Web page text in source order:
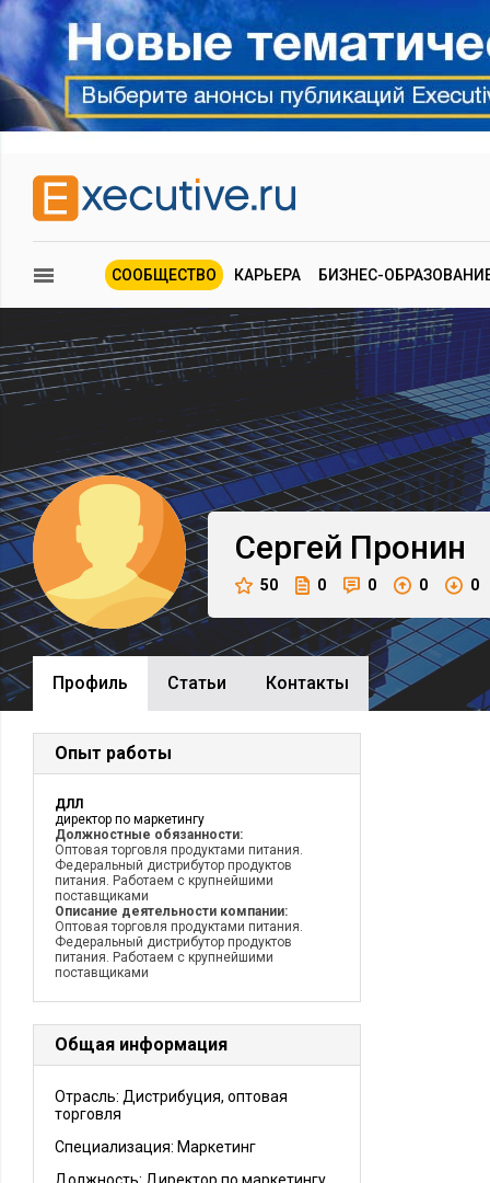
СООБЩЕСТВО КАРЬЕРА БИЗНЕС-
Сергей Пронин
50 0 0 0 0
Профиль Cтатьи Контакты
Опыт работы
ДЛЛ
директор по маркетингу
Должностные обязанности:
Оптовая торговля продуктами питания.
Федеральный дистрибутор продуктов
питания. Работаем с крупнейшими
поставщиками
Описание деятельности компании:
Оптовая торговля продуктами питания.
Федеральный дистрибутор продуктов
питания. Работаем с крупнейшими
поставщиками
Общая информация
Отрасль: Дистрибуция, оптовая
торговля
Специализация: Маркетинг